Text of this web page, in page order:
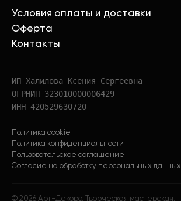
Условия оплаты и доставки
Оферта
Контакты
ИП Халилова Ксения Сергеевна
ОГРНИП 323010000006429
ИНН 420529630720
Политика cookie
Политика конфиденциальности
Пользовательское соглашение
Согласие на обработку персональных данных
© 2026 Арт-Декоро. Творческая мастерская.